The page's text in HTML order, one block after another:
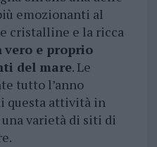
emozionanti al
cristalline e la ricca
vero e proprio
del mare. Le
tutto l’anno
questa attività in
varietà di siti di